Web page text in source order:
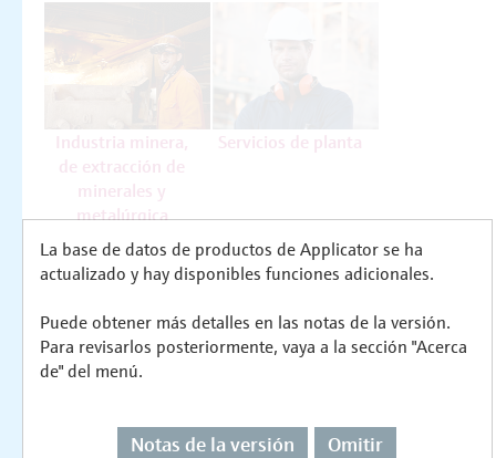
La base de datos de productos de Applicator se ha
actualizado y hay disponibles funciones adicionales.
Puede obtener más detalles en las notas de la versión.
Para revisarlos posteriormente, vaya a la sección "Acerca
de" del menú.
Notas de la versión Omitir
Industria minera,
de extracción de
minerales y
metalúrgica
Servicios de planta
Productos
medición